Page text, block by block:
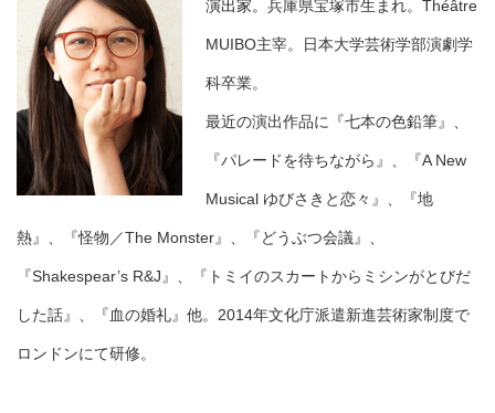
演出家。 兵庫県宝塚市生まれ。Théâtre
MUIBO主宰。日本大学芸術学部演劇学
科卒業。
最近の演出作品に『七本の色鉛筆』、
『パレードを待ちながら』、『A New
Musical ゆびさきと恋々』、『地
熱』、『怪物／The Monster』、『どうぶつ会議』、
『Shakespear’s R&J』、『トミイのスカートからミシンがとびだ
した話』、『血の婚礼』他。2014年文化庁派遣新進芸術家制度で
ロンドンにて研修。